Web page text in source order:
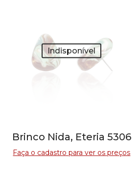
Indisponível
Brinco Nida, Eteria 5306
Faça o cadastro para ver os preços